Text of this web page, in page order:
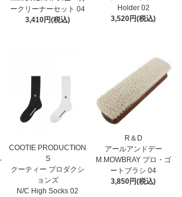
ークリーナーセット 04
3,410円(税込)
Holder 02
3,520円(税込)
COOTIE PRODUCTION
S
クーティー プロダクシ
ョンズ
N/C High Socks 02
R＆D
アールアンドデー
M.MOWBRAY プロ・ゴ
ートブラシ 04
3,850円(税込)